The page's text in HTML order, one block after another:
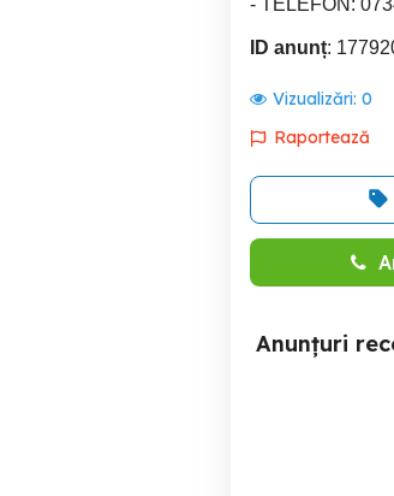
- TELEFON:
ID anunț:
Vizualizări: 0
Raportează
Anunțuri